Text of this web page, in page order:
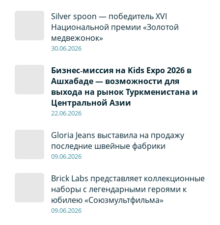
Silver spoon — победитель XVI
Национальной премии «Золотой
медвежонок»
30.06.2026
Бизнес‑миссия на Kids Expo 2026 в
Ашхабаде — возможности для
выхода на рынок Туркменистана и
Центральной Азии
22.06.2026
Gloria Jeans выставила на продажу
последние швейные фабрики
09.06.2026
Brick Labs представляет коллекционные
наборы с легендарными героями к
юбилею «Союзмультфильма»
09.06.2026